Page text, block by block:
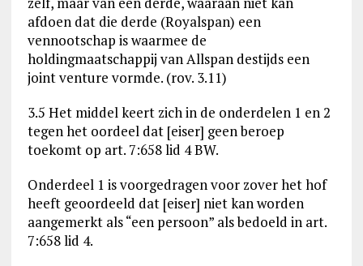
afdoen dat die derde (Royalspan) een
vennootschap is waarmee de
holdingmaatschappij van Allspan destijds een
joint venture vormde. (rov. 3.11)
3.5 Het middel keert zich in de onderdelen 1 en 2
tegen het oordeel dat [eiser] geen beroep
toekomt op art. 7:658 lid 4 BW.
Onderdeel 1 is voorgedragen voor zover het hof
heeft geoordeeld dat [eiser] niet kan worden
aangemerkt als “een persoon” als bedoeld in art.
7:658 lid 4.